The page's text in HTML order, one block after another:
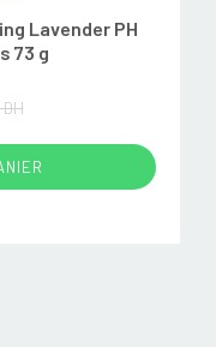
Lavender PH
73 g